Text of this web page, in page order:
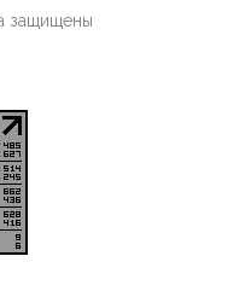
страны
где людей
приступит к
защищены